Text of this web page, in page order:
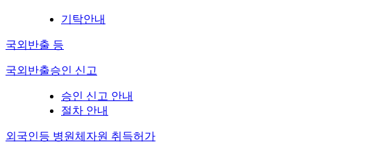
기탁안내
국외반출 등
국외반출승인 신고
승인 신고 안내
절차 안내
외국인등 병원체자원 취득허가